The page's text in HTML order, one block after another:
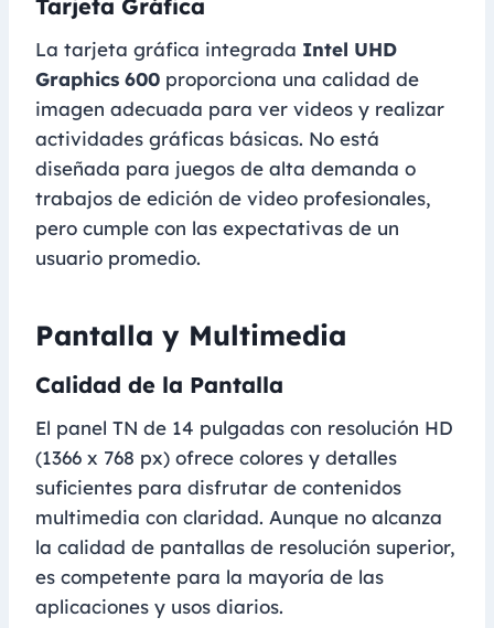
Tarjeta Gráfica
La tarjeta gráfica integrada Intel UHD
Graphics 600 proporciona una calidad de
imagen adecuada para ver videos y realizar
actividades gráficas básicas. No está
diseñada para juegos de alta demanda o
trabajos de edición de video profesionales,
pero cumple con las expectativas de un
usuario promedio.
Pantalla y Multimedia
Calidad de la Pantalla
El panel TN de 14 pulgadas con resolución HD
(1366 x 768 px) ofrece colores y detalles
suficientes para disfrutar de contenidos
multimedia con claridad. Aunque no alcanza
la calidad de pantallas de resolución superior,
es competente para la mayoría de las
aplicaciones y usos diarios.